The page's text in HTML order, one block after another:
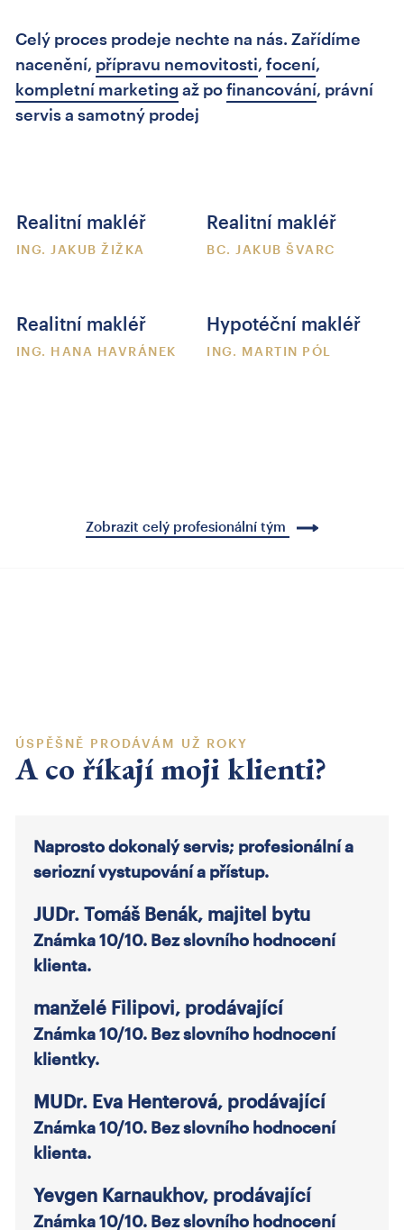
Celý proces prodeje nechte na nás. Zařídíme
nacenění, přípravu nemovitosti, focení,
kompletní marketing až pofinancování, právní
servis a samotný prodej
Realitní makléř
ING. JAKUB ŽIŽKA
Realitní makléř
BC. JAKUB ŠVARC
Realitní makléř
ING. HANA HAVRÁNEK
Hypotéční makléř
ING. MARTIN PÓL
Zobrazit celý profesionální tým
ÚSPĚŠNĚ PRODÁVÁM UŽ ROKY
A co říkají moji klienti?
Naprosto dokonalý servis; profesionální a
seriozní vystupování a přístup.
JUDr. Tomáš Benák, majitel bytu
Známka 10/10. Bez slovního hodnocení
klienta.
manželé Filipovi, prodávající
Známka 10/10. Bez slovního hodnocení
klientky.
MUDr. Eva Henterová, prodávající
Známka 10/10. Bez slovního hodnocení
klienta.
Yevgen Karnaukhov, prodávající
Známka 10/10. Bez slovního hodnocení